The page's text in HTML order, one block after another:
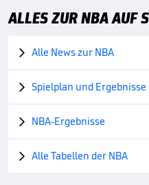
ALLES ZUR NBA AUF
 Alle News zur NBA
 Spielplan und Ergebnisse
 NBA-Ergebnisse
 Alle Tabellen der NBA